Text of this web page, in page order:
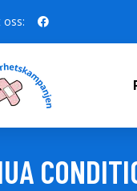
oss: